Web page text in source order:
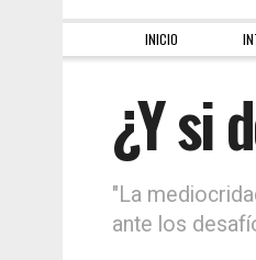
INICIO
¿Y si
"La
ante los